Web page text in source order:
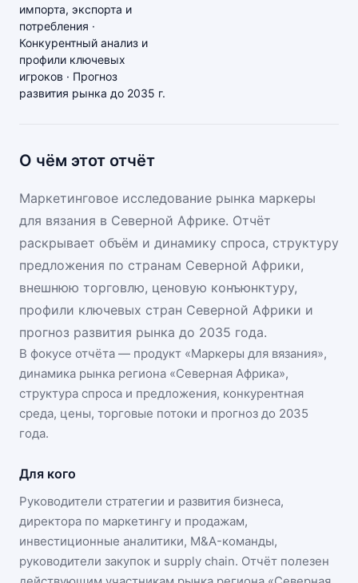
импорта, экспорта и
потребления ·
Конкурентный анализ и
профили ключевых
игроков · Прогноз
развития рынка до 2035 г.
О чём этот отчёт
Маркетинговое исследование рынка маркеры
для вязания в Северной Африке. Отчёт
раскрывает объём и динамику спроса, структуру
предложения по странам Северной Африки,
внешнюю торговлю, ценовую конъюнктуру,
профили ключевых стран Северной Африки и
прогноз развития рынка до 2035 года.
В фокусе отчёта — продукт «Маркеры для вязания»,
динамика рынка региона «Северная Африка»,
структура спроса и предложения, конкурентная
среда, цены, торговые потоки и прогноз до 2035
года.
Для кого
Руководители стратегии и развития бизнеса,
директора по маркетингу и продажам,
инвестиционные аналитики, M&A-команды,
руководители закупок и supply chain. Отчёт полезен